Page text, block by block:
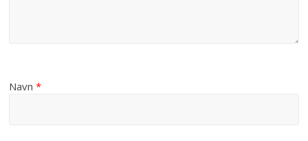
Navn*